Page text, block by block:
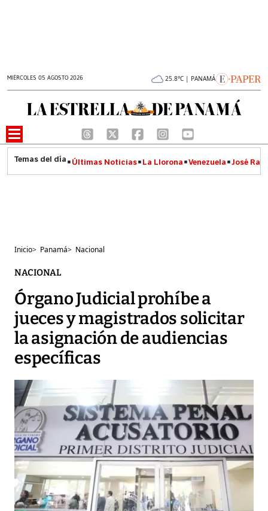
MIÉRCOLES 05 AGOSTO 2026 25.8°C | PANAMÁ
Últimas Noticias La Llorona Venezuela José
Inicio> Panamá> Nacional
NACIONAL
Órgano Judicial prohíbe a
jueces y magistrados solicitar
la asignación de audiencias
específicas